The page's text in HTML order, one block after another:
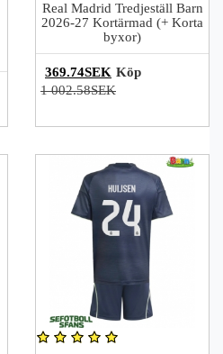
Real Madrid Tredjeställ Barn
2026-27 Kortärmad (+ Korta
byxor)
369.74SEK
1 002.58SEK
Köp